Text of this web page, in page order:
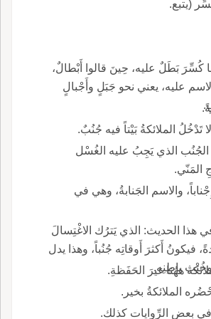
(يتبع.
كُسِّرَ بَطَلٌ عليه، حِينَ قالوا أَبْطالٌ،
عليه، يعني نحو جَبَلٍ وأَجْبالٍ
تَدْخُلُ الملائكةُ بَيْتاً فيه جُنُبٌ.
الجُنُب الذي يَجِبُ عليه الغُسْل
المَنّي.
والاسم الجَنابةُ، وهي في
هذا الحديث: الذي يَترُك الاغْتِسالَ
فيكونُ أَكثرَ أَوقاتِه جُنُباً، وهذا يدل
باطِنِه.
ههُنا غيرَ الحَفَظةِ.
الملائكةُ بخير.
بعض الرِّوايات كذلك.